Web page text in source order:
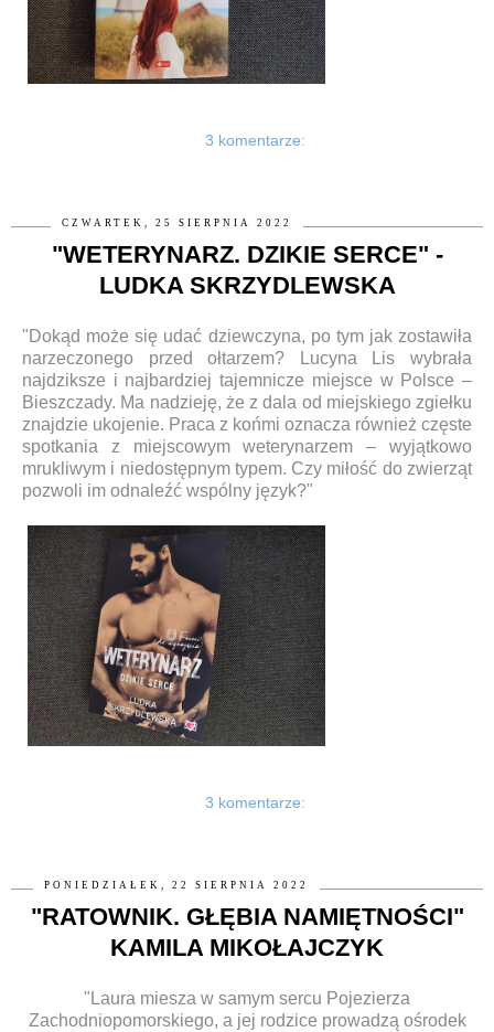
3 komentarze:
CZWARTEK, 25 SIERPNIA 2022
"WETERYNARZ. DZIKIE SERCE" -
LUDKA SKRZYDLEWSKA
"Dokąd może się udać dziewczyna, po tym jak zostawiła
narzeczonego przed ołtarzem? Lucyna Lis wybrała
najdziksze i najbardziej tajemnicze miejsce w Polsce –
Bieszczady. Ma nadzieję, że z dala od miejskiego zgiełku
znajdzie ukojenie. Praca z końmi oznacza również częste
spotkania z miejscowym weterynarzem – wyjątkowo
mrukliwym i niedostępnym typem. Czy miłość do zwierząt
pozwoli im odnaleźć wspólny język?"
3 komentarze:
PONIEDZIAŁEK, 22 SIERPNIA 2022
"RATOWNIK. GŁĘBIA NAMIĘTNOŚCI"
KAMILA MIKOŁAJCZYK
"Laura miesza w samym sercu Pojezierza
Zachodniopomorskiego, a jej rodzice prowadzą ośrodek